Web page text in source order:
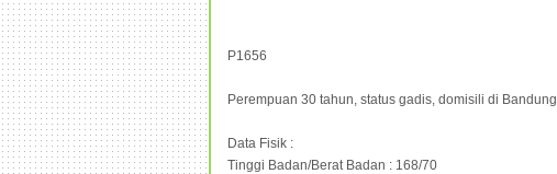
P1656
Perempuan 30 tahun, status gadis, domisili di Bandung
Data Fisik :
Tinggi Badan/Berat Badan : 168/70